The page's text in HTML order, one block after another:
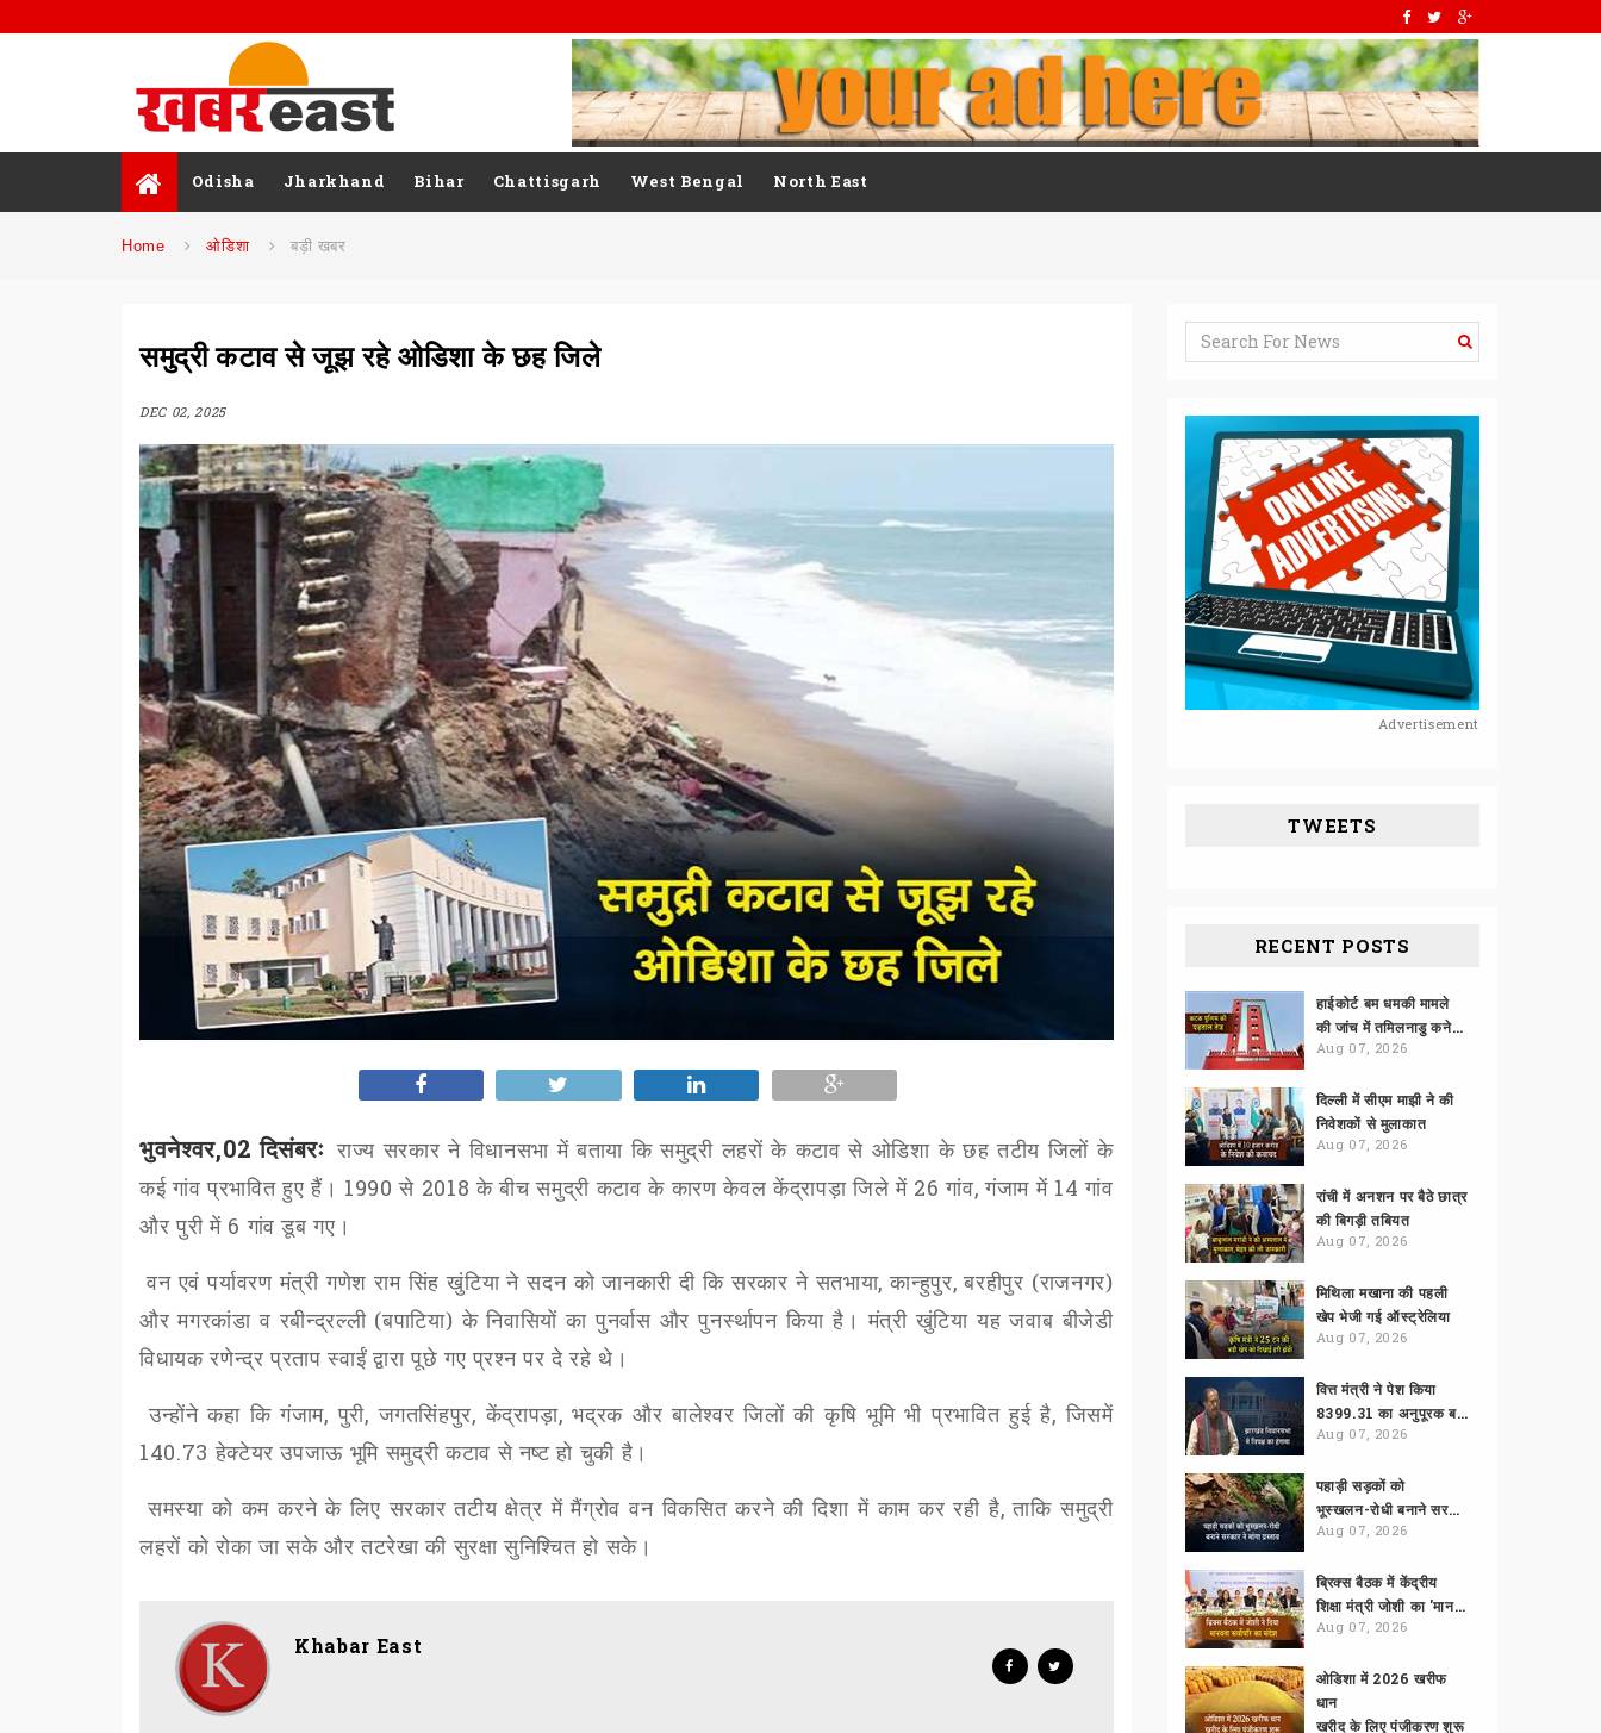
Odisha Jharkhand Bihar Chattisgarh West Bengal North East
Home ओडिशा बड़ी खबर
समुद्री कटाव से जूझ रहे ओडिशा के छह जिले
DEC 02, 2025
भुवनेश्वर,02 दिसंबरः राज्य सरकार ने विधानसभा में बताया कि समुद्री लहरों के कटाव से ओडिशा के छह तटीय जिलों के
कई गांव प्रभावित हुए हैं। 1990 से 2018 के बीच समुद्री कटाव के कारण केवल केंद्रापड़ा जिले में 26 गांव,गंजाम में 14 गांव
और पुरी में 6 गांव डूब गए।
वन एवं पर्यावरण मंत्री गणेश राम सिंह खुंटिया ने सदन को जानकारी दी कि सरकार ने सतभाया,कान्हुपुर,बरहीपुर (राजनगर)
और मगरकांडा व रबीन्द्रल्ली (बपाटिया) के निवासियों का पुनर्वास और पुनर्स्थापन किया है। मंत्री खुंटिया यह जवाब बीजेडी
विधायक रणेन्द्र प्रताप स्वाईं द्वारा पूछे गए प्रश्न पर दे रहे थे।
उन्होंने कहा कि गंजाम,पुरी,जगतसिंहपुर,केंद्रापड़ा,भद्रक और बालेश्वर जिलों की कृषि भूमि भी प्रभावित हुई है,जिसमें
140.73 हेक्टेयर उपजाऊ भूमि समुद्री कटाव से नष्ट हो चुकी है।
समस्या को कम करने के लिए सरकार तटीय क्षेत्र में मैंग्रोव वन विकसित करने की दिशा में काम कर रही है,ताकि समुद्री
लहरों को रोका जा सके और तटरेखा की सुरक्षा सुनिश्चित हो सके।
Khabar East
Advertisement
TWEETS
RECENT POSTS
हाईकोर्ट बम धमकी मामले
की जांच में तमिलनाडु कनेक्शन
Aug 07, 2026
दिल्ली में सीएम माझी ने की
निवेशकों से मुलाकात
Aug 07, 2026
रांची में अनशन पर बैठे छात्र
की बिगड़ी तबियत
Aug 07, 2026
मिथिला मखाना की पहली
खेप भेजी गई ऑस्ट्रेलिया
Aug 07, 2026
वित्त मंत्री ने पेश किया
8399.31 का अनुपूरक बजट
Aug 07, 2026
पहाड़ी सड़कों को
भूस्खलन-रोधी बनाने सरकार ने मांगा प्रस्ताव
Aug 07, 2026
ब्रिक्स बैठक में केंद्रीय
शिक्षा मंत्री जोशी का 'मानवता सर्वोपरि' पर जोर
Aug 07, 2026
ओडिशा में 2026 खरीफ
धान
खरीद के लिए पंजीकरण शुरू